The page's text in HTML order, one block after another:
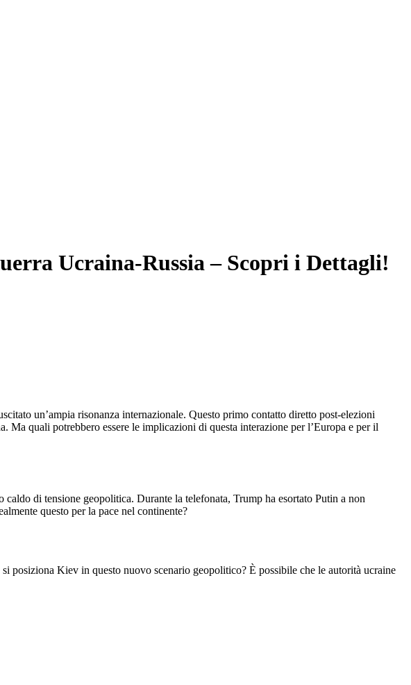
Ucraina-Russia – Scopri i Dettagli!
quali potrebbero essere le implicazioni di questa interazione per l’Europa e per il
di tensione geopolitica. Durante la telefonata, Trump ha esortato Putin a non
questo per la pace nel continente?
posiziona Kiev in questo nuovo scenario geopolitico? È possibile che le autorità ucraine